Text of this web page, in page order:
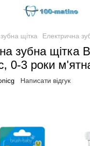
щітка Електрична
зубна щітка
0-3 роки
Написати відгук